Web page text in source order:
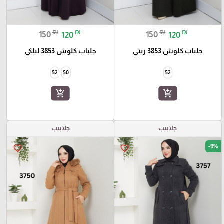
150₪ 120 ₪
جلباب كلوش 3853 زيتي
52
add_shopping_cart
150₪ 120 ₪
جلباب كلوش 3853 ليلكي
50
52
add_shopping_cart
جلابيب
favorite_border -9%
جلابيب
favorite_border